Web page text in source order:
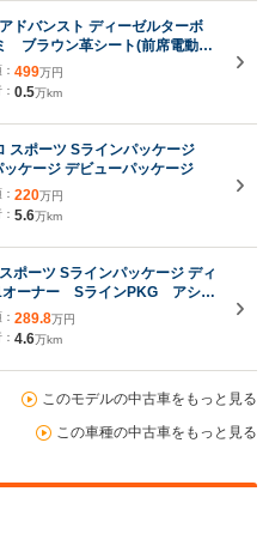
ドバンスト ディーゼルターボ
ブラウン革シート(前席電動・
アリングヒーター 全周囲カ
レーダークルコン レーンキ
ヘッドライト プライバシーガ
499万円
0.5万km
スポーツ Sラインパッケージ
ケージ デビューパッケージ
220万円
5.6万km
ポーツ Sラインパッケージ ディ
オーナー SラインPKG アシス
スLEDPKG バーチャルC 純
半革 パワーシート シートヒ
ドア 純正19インチアルミホイ
イト ETC!!
289.8万円
4.6万km
このモデルの中古車をもっと見る
この車種の中古車をもっと見る